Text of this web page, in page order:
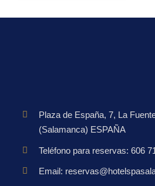
Plaza de España, 7, La
(Salamanca) ESPAÑA
Teléfono para reservas: 606
Email: